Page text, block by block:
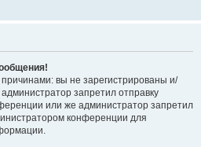
вы не зарегистрированы и/
запретил отправку
или же администратор запретил
конференции для